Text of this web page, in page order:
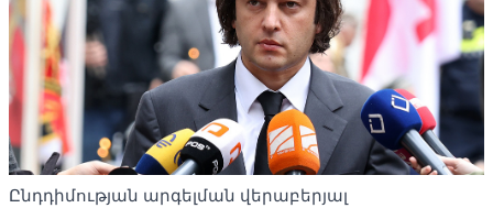
Ընդդիմության արգելման վերաբերյալ